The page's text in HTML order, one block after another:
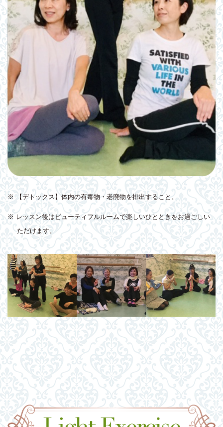
※ 【デトックス】体内の有毒物・老廃物を排出すること。
※ レッスン後はビューティフルルームで楽しいひとときをお過ごしい
ただけます。